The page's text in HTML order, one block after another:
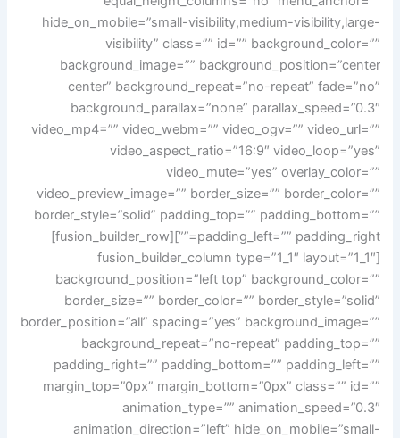
hide_on_mobile=”small-visibility,medium-visibility,large-
visibility” class=”” id=”” background_color=””
background_image=”” background_position=”center
center” background_repeat=”no-repeat” fade=”no”
background_parallax=”none” parallax_speed=”0.3″
video_mp4=”” video_webm=”” video_ogv=”” video_url=””
video_aspect_ratio=”16:9″ video_loop=”yes”
video_mute=”yes” overlay_color=””
video_preview_image=”” border_size=”” border_color=””
border_style=”solid” padding_top=”” padding_bottom=””
padding_left=”” padding_right=””][fusion_builder_row]
[fusion_builder_column type=”1_1″ layout=”1_1″
background_position=”left top” background_color=””
border_size=”” border_color=”” border_style=”solid”
border_position=”all” spacing=”yes” background_image=””
background_repeat=”no-repeat” padding_top=””
padding_right=”” padding_bottom=”” padding_left=””
margin_top=”0px” margin_bottom=”0px” class=”” id=””
animation_type=”” animation_speed=”0.3″
animation_direction=”left” hide_on_mobile=”small-